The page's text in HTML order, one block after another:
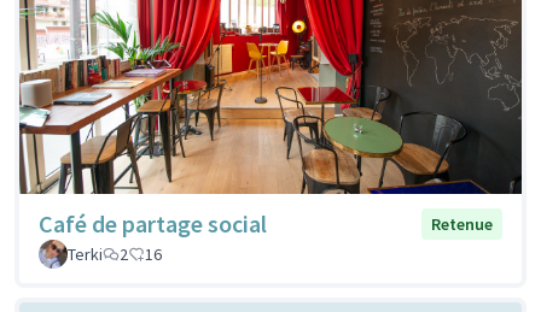
Café de partage social
Retenue
Terki
2 16